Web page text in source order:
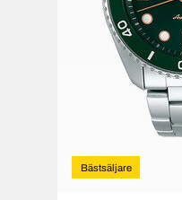
Bästsäljare